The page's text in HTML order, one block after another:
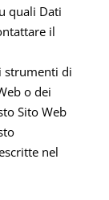
quali Dati
il
strumenti di
o dei
Sito Web
nel